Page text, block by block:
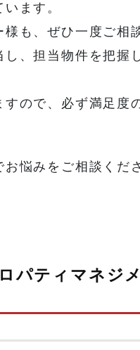
ます。
も、ぜひ一度ご相
、担当物件を把握
ので、必ず満足度
悩みをご相談くだ
パティマネジ